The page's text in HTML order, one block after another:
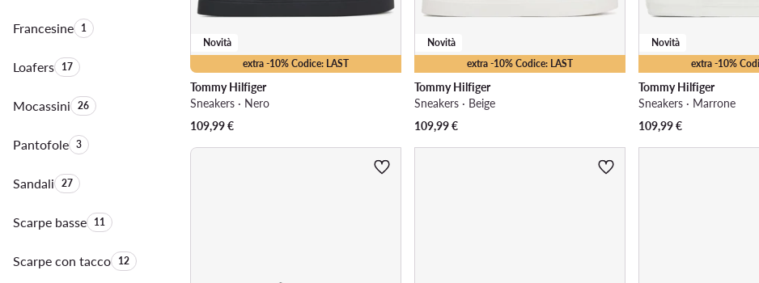
FrancesineQuantità di prodotti:
1
LoafersQuantità di prodotti:
17
MocassiniQuantità di prodotti:
26
PantofoleQuantità di prodotti:
3
SandaliQuantità di prodotti:
27
Scarpe basseQuantità di prodotti:
11
Scarpe con taccoQuantità di prodotti:
12
extra -10% Codice: LAST
Novità
Tommy Hilfiger
Sneakers · Nero
109,99€
extra -10% Codice: LAST
Novità
Tommy Hilfiger
Sneakers · Beige
109,99€
extra -10%
Novità
Tommy Hilfiger
Sneakers · Marrone
109,99€